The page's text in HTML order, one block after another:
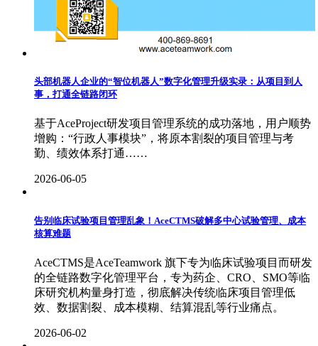
头部机器人企业的“智位机器人”数字化管理升级实录：从项目到人
事，打通全链路闭环
基于AceProject研发项目管理系统的成功落地，用户顺势
增购：“行政人事模块”，将原本割裂的项目管理与考
勤、绩效体系打通……
2026-06-05
告别临床试验项目管理乱象！AceCTMS破解多中心试验管理、成本
核算难题
AceCTMS是AceTeamwork 旗下专为临床试验项目而研发
的全链路数字化管理平台，专为药企、CRO、SMO等临
床研究机构量身打造，彻底解决传统临床项目管理低
效、数据割裂、成本模糊、结算混乱等行业痛点。
2026-06-02